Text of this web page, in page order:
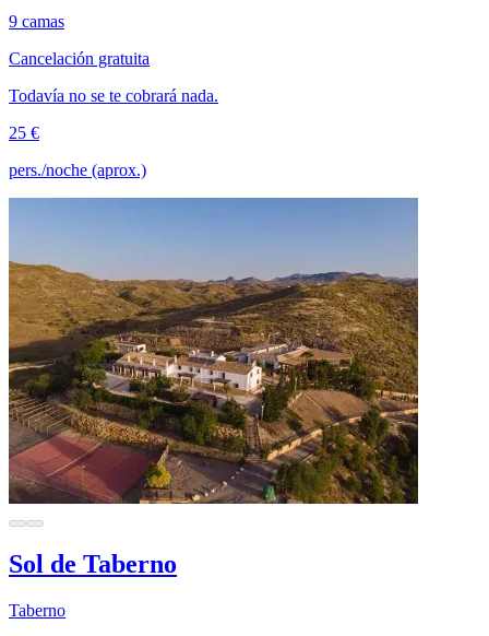
9 camas
Cancelación gratuita
Todavía no se te cobrará nada.
25 €
pers./noche (aprox.)
Sol de Taberno
Taberno